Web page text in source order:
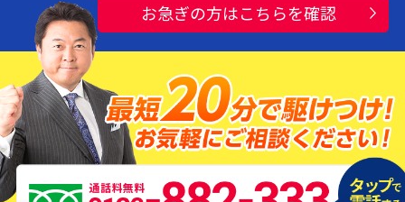
お急ぎの方はこちらを確認
水漏れ・つまり・修理お電話一本ですぐ
にお伺いします！